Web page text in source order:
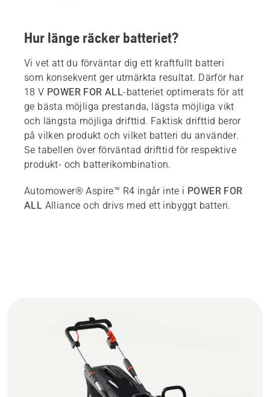
Hur länge räcker batteriet?
Vi vet att du förväntar dig ett kraftfullt batteri
som konsekvent ger utmärkta resultat. Därför har
18 V POWER FOR ALL-batteriet optimerats för att
ge bästa möjliga prestanda, lägsta möjliga vikt
och längsta möjliga drifttid. Faktisk drifttid beror
på vilken produkt och vilket batteri du använder.
Se tabellen över förväntad drifttid för respektive
produkt- och batterikombination.
Automower® Aspire™ R4 ingår inte i POWER FOR
ALL Alliance och drivs med ett inbyggt batteri.